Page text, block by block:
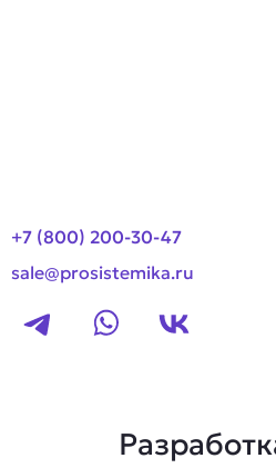
+7 (800) 200-30-47
sale@prosistemika.ru